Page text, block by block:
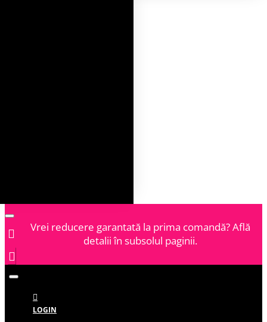
Vrei reducere garantată la prima comandă? Află
detalii în subsolul paginii.
LOGIN